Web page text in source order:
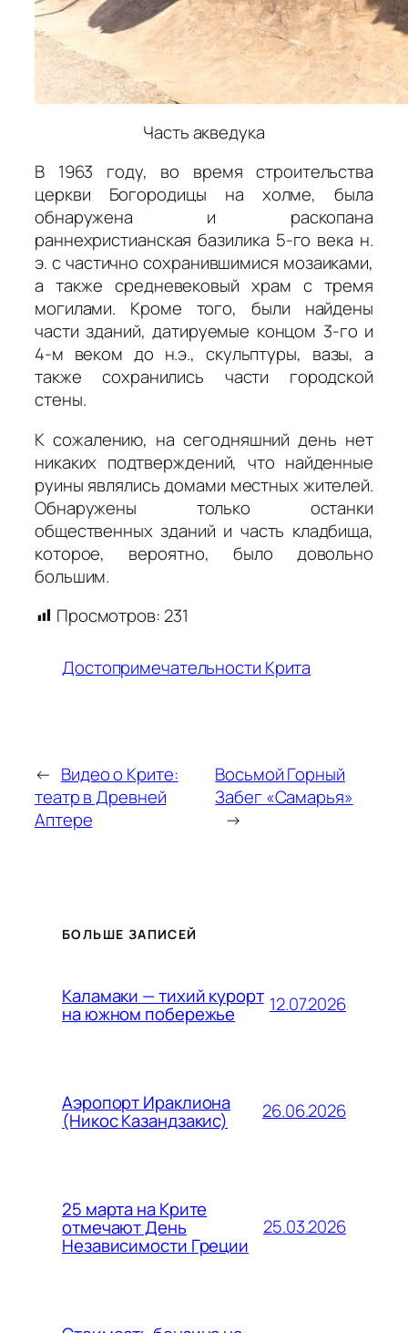
Часть акведука
В 1963 году, во время строительства
церкви Богородицы на холме, была
обнаружена и раскопана
раннехристианская базилика 5-го века н.
э. с частично сохранившимися мозаиками,
а также средневековый храм с тремя
могилами. Кроме того, были найдены
части зданий, датируемые концом 3-го и
4-м веком до н.э., скульптуры, вазы, а
также сохранились части городской
стены.
К сожалению, на сегодняшний день нет
никаких подтверждений, что найденные
руины являлись домами местных жителей.
Обнаружены только останки
общественных зданий и часть кладбища,
которое, вероятно, было довольно
большим.
Просмотров: 231
Достопримечательности Крита
← Видео о Крите:
театр в Древней
Аптере
Восьмой Горный
Забег «Самарья»
→
БОЛЬШЕ ЗАПИСЕЙ
Каламаки — тихий курорт
на южном побережье 12.07.2026
Аэропорт Ираклиона
(Никос Казандзакис) 26.06.2026
25 марта на Крите
отмечают День
Независимости Греции
25.03.2026